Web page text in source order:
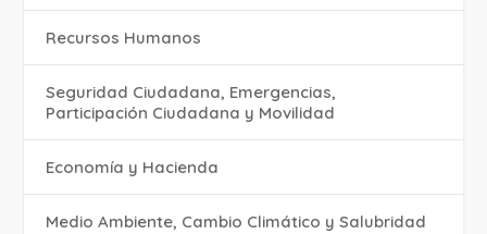
Recursos Humanos
Seguridad Ciudadana, Emergencias,
Participación Ciudadana y Movilidad
Economía y Hacienda
Medio Ambiente, Cambio Climático y Salubridad